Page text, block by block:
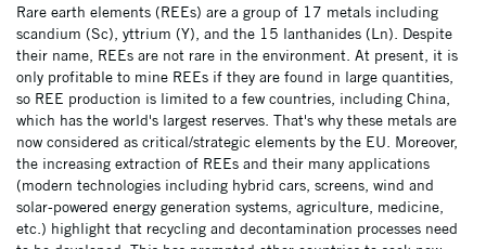
Rare earth elements (REEs) are a group of 17 metals including
scandium (Sc), yttrium (Y), and the 15 lanthanides (Ln). Despite
their name, REEs are not rare in the environment. At present, it is
only profitable to mine REEs if they are found in large quantities,
so REE production is limited to a few countries, including China,
which has the world's largest reserves. That's why these metals are
now considered as critical/strategic elements by the EU. Moreover,
the increasing extraction of REEs and their many applications
(modern technologies including hybrid cars, screens, wind and
solar-powered energy generation systems, agriculture, medicine,
etc.) highlight that recycling and decontamination processes need